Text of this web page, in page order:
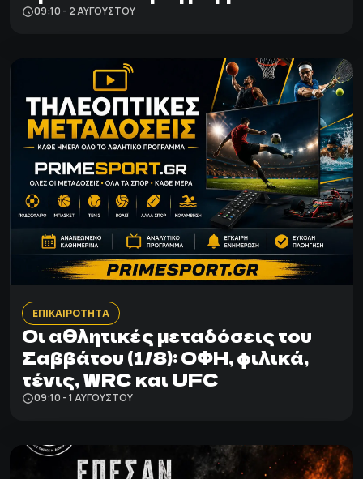
09:10 - 2 ΑΥΓΟΎΣΤΟΥ
ΕΠΙΚΑΙΡΟΤΗΤΑ
Οι αθλητικές μεταδόσεις του
Σαββάτου (1/8): ΟΦΗ, φιλικά,
τένις, WRC και UFC
09:10 - 1 ΑΥΓΟΎΣΤΟΥ